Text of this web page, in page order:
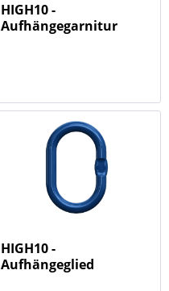
HIGH10 -
Aufhängegarnitur
HIGH10 -
Aufhängeglied